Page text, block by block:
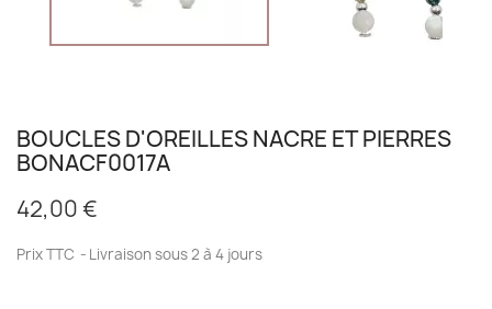
BOUCLES D'OREILLES NACRE ET PIERRES
BONACF0017A
42,00 €
Prix TTC Livraison sous 2 à 4 jours